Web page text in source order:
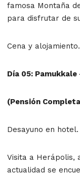
famosa Montaña
para disfrutar de
Cena y alojamiento.
Día 05:
(Pensión
Desayuno en hotel.
Visita a Herápolis,
actualidad se